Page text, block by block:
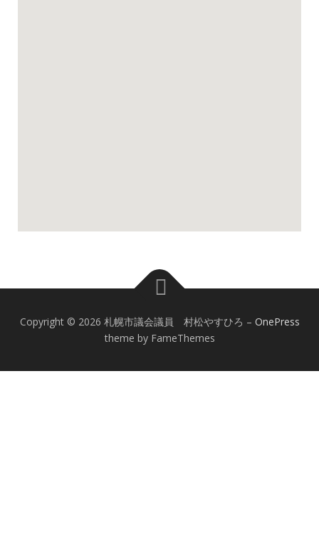
Copyright © 2026 札幌市議会議員 村松やすひろ – OnePress
theme by FameThemes